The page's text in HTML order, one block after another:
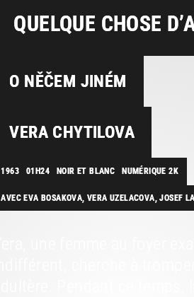
QUELQUE CHOSE
O NĚČEM JINÉM
VERA CHYTILOVA
1963 01H24 NOIR ET BLANC NUMÉRIQUE 2K
AVEC EVA BOSAKOVA, VERA UZELACOVA, JOSEF
Vera, une femme au foyer
indifférent, cherche à
adultère. Pendant ce